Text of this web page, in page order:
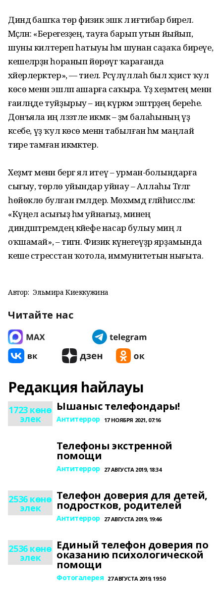
Диндә башҡа төр физик эшкә лә иғтибар бирелә.
Мәҫәлән: «Берегезҙең, тауға барып утын йыйып,
шуны килтереп һатыуы һәм шунан саҙаҡа биреүе,
кешеләрҙән һоранып йөрөүгә ҡарағанда
хәйерлерәктер», — тиелә. Рәсүлүллаһ был хәҙистә ҡул
көсө менән эшләп ашарға саҡыра. Үҙ хеҙмәтең менән
ғаиләңде туйҙырыу – иң күркәм эштәрҙең береһе.
Донъяла иң ләззәтле икмәк – әҙәм балаһының үҙ
кәсебе, үҙ ҡул көсө менән табылған һәм маңлай
тире тамған икмәктер.
Хеҙмәт менән бергә ял итеү – урман-болындарға
сығыу, төрлө уйындар уйнау – Аллаһы Тәғәләгә
һөйөклө булған ғәмәлдер. Мөхәммәд ғәләйһиссәләм:
«Күңел асығыҙ һәм уйнағыҙ, минең
диндәштәремдең кәйефе насар булыу миңә лә
оҡшамай», – тигән. Физик күнегеүҙәр ярҙамында
кеше стресстан ҡотола, иммунитетын нығыта.
Автор: Эльмира Киеккужина
Читайте нас
Редакция һайлауы
1723 көнө
элек
Ышаныс телефондары!
Антитеррор 17 НОЯБРЯ 2021, 07:16
Телефоны экстренной
помощи
Антитеррор 27 АВГУСТА 2019, 18:34
2536 көнө
элек
Телефон доверия для детей,
подростков, родителей
Антитеррор 27 АВГУСТА 2019, 19:46
2536 көнө
элек
Единый телефон доверия по
оказанию психологической
помощи
Фотогалерея 27 АВГУСТА 2019, 19:50